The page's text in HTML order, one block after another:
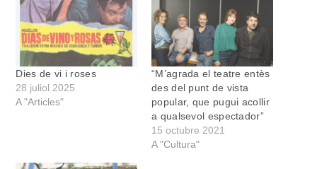
Dies de vi i roses
28 juliol 2025
A "Articles"
“M’agrada el teatre entès
des del punt de vista
popular, que pugui acollir
a qualsevol espectador”
15 octubre 2021
A "Cultura"